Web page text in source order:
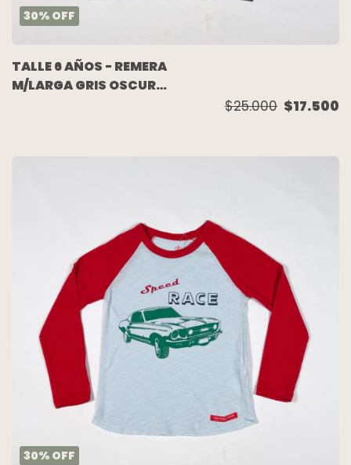
30% OFF
TALLE 6 AÑOS - REMERA
M/LARGA GRIS OSCURO
$25.000 $17.500
30% OFF